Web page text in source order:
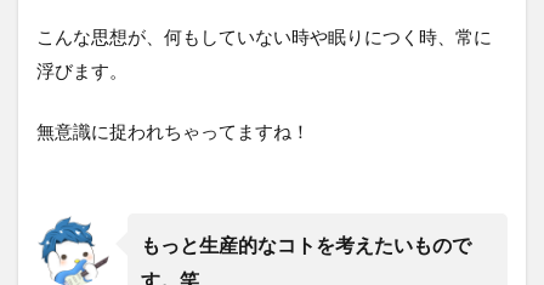
い
6
策
目標
を立
てる
こんな思想が、何もしていない時や眠りにつく時、常に
浮びます。
無意識に捉われちゃってますね！
もっと生産的なコトを考えたいもので
す。笑